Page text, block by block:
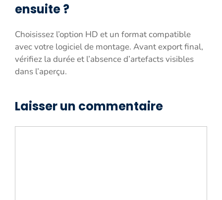
ensuite ?
Choisissez l’option HD et un format compatible
avec votre logiciel de montage. Avant export final,
vérifiez la durée et l’absence d’artefacts visibles
dans l’aperçu.
Laisser un commentaire